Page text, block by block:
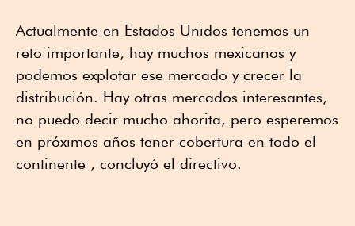
Actualmente en Estados Unidos tenemos un
reto importante, hay muchos mexicanos y
podemos explotar ese mercado y crecer la
distribución. Hay otras mercados interesantes,
no puedo decir mucho ahorita, pero esperemos
en próximos años tener cobertura en todo el
continente , concluyó el directivo.